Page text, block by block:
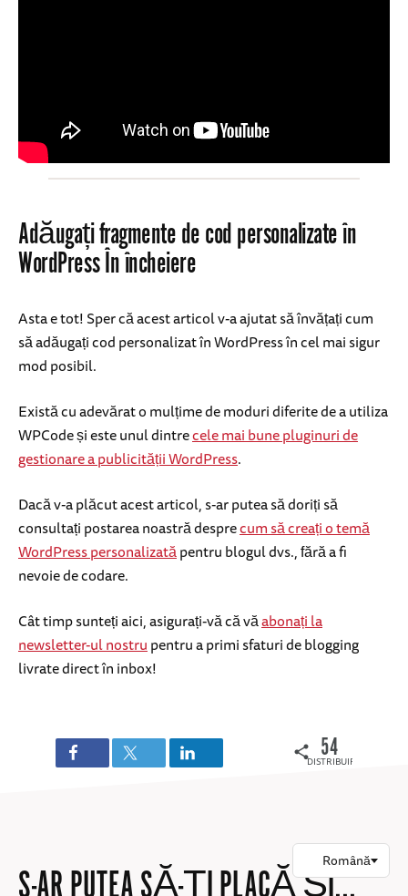
Adăugați fragmente de cod personalizate în
WordPress În încheiere
Asta e tot! Sper că acest articol v-a ajutat să învățați cum
să adăugați cod personalizat în WordPress în cel mai sigur
mod posibil.
Există cu adevărat o mulțime de moduri diferite de a utiliza
WPCode și este unul dintrecele mai bune pluginuri de
gestionare a publicității WordPress.
Dacă v-a plăcut acest articol, s-ar putea să doriți să
consultați postarea noastră desprecum să creați o temă
WordPress personalizatăpentru blogul dvs., fără a fi
nevoie de codare.
Cât timp sunteți aici, asigurați-vă că văabonați la
newsletter-ul nostrupentru a primi sfaturi de blogging
livrate direct în inbox!
DISTRIBUIRI
54
S-AR PUTEA SĂ-ȚI PLACĂ ȘI...